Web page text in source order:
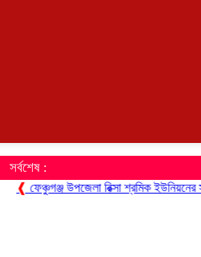
সর্বশেষ :
ফেঞ্চুগঞ্জ উপজেলা রিক্সা শ্রমিক ইউনিয়নের